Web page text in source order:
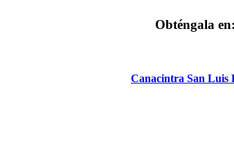
Obténgala en:
Canacintra San Luis